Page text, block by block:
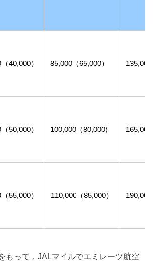
40,000） 85,000（65,000）
50,000） 100,000（80,000)
55,000） 110,000（85,000）
もって，JALマイルでエミレーツ航空